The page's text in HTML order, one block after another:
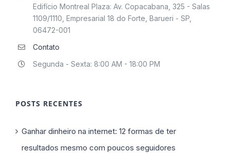
Edifício Montreal Plaza: Av. Copacabana, 325 - Salas
1109/1110, Empresarial 18 do Forte, Barueri - SP,
06472-001
Contato
Segunda - Sexta: 8:00 AM - 18:00 PM
POSTS RECENTES
Ganhar dinheiro na internet: 12 formas de ter
resultados mesmo com poucos seguidores